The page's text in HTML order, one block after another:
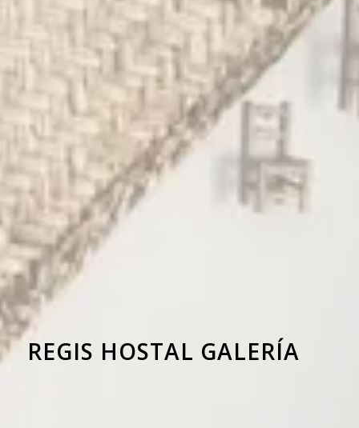
REGIS HOSTAL GALERÍA